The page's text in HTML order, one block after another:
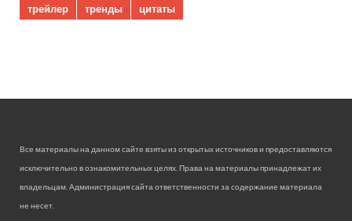
трейлер
тренды цитаты
Все материалы на данном сайте взяты из открытых источников и предоставляются
исключительно в ознакомительных целях. Права на материалы принадлежат их
владельцам. Администрация сайта ответственности за содержание материала
не несет.